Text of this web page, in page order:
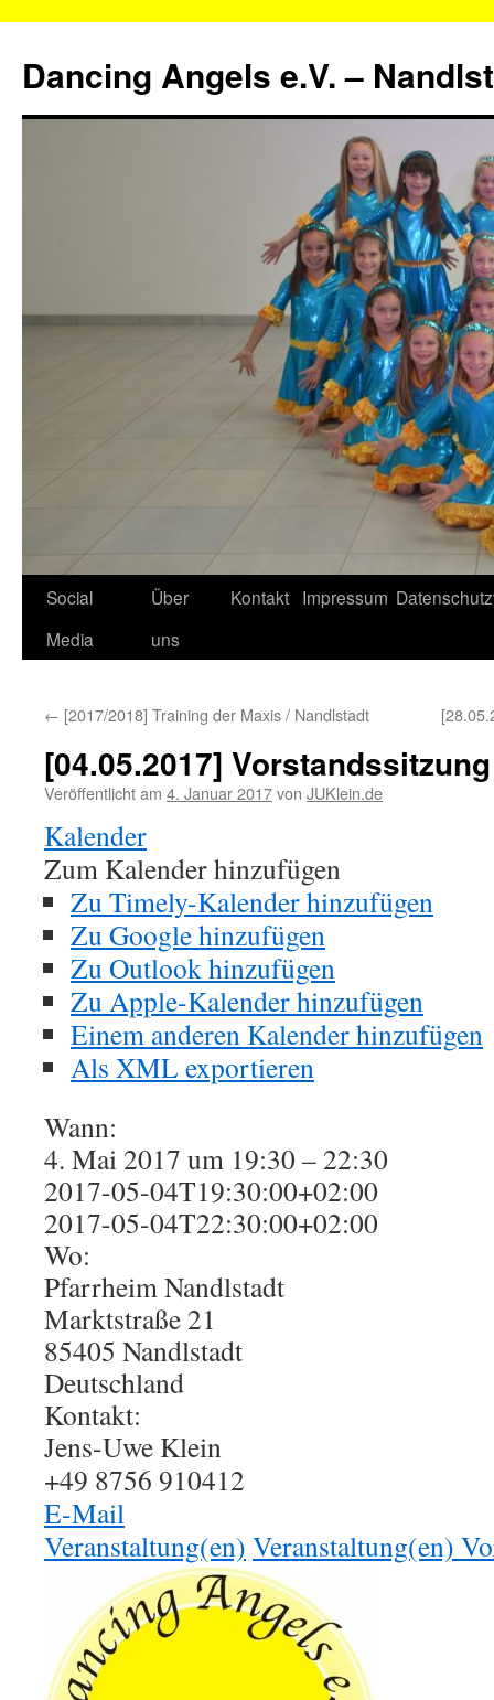
springen
Dancing Angels e.V. –
Social
Media
Über
uns
Kontakt Impressum
← [2017/2018] Training der Maxis / Nandlstadt
[04.05.2017]
Veröffentlicht am 4. Januar 2017von JUKlein.de
Kalender
Zum Kalender hinzufügen
Zu Timely-Kalender hinzufügen
Zu Google hinzufügen
Zu Outlook hinzufügen
Zu Apple-Kalender hinzufügen
Einem anderen Kalender hinzufügen
Als XML exportieren
Wann:
4. Mai 2017 um 19:30 – 22:30
2017-05-04T19:30:00+02:00
2017-05-04T22:30:00+02:00
Wo:
Pfarrheim Nandlstadt
Marktstraße 21
85405 Nandlstadt
Deutschland
Kontakt:
Jens-Uwe Klein
+49 8756 910412
E-Mail
Veranstaltung(en) Veranstaltung(en)